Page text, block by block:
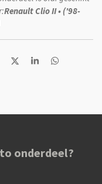
Renault Clio II • ('98-
D
S
D
onderdeel?